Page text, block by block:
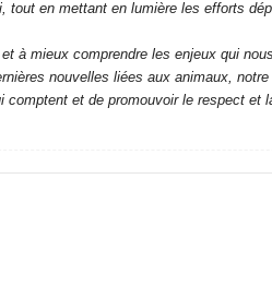
en mettant en lumière les efforts
à mieux comprendre les enjeux qui
nouvelles liées aux animaux,
et de promouvoir le respect et